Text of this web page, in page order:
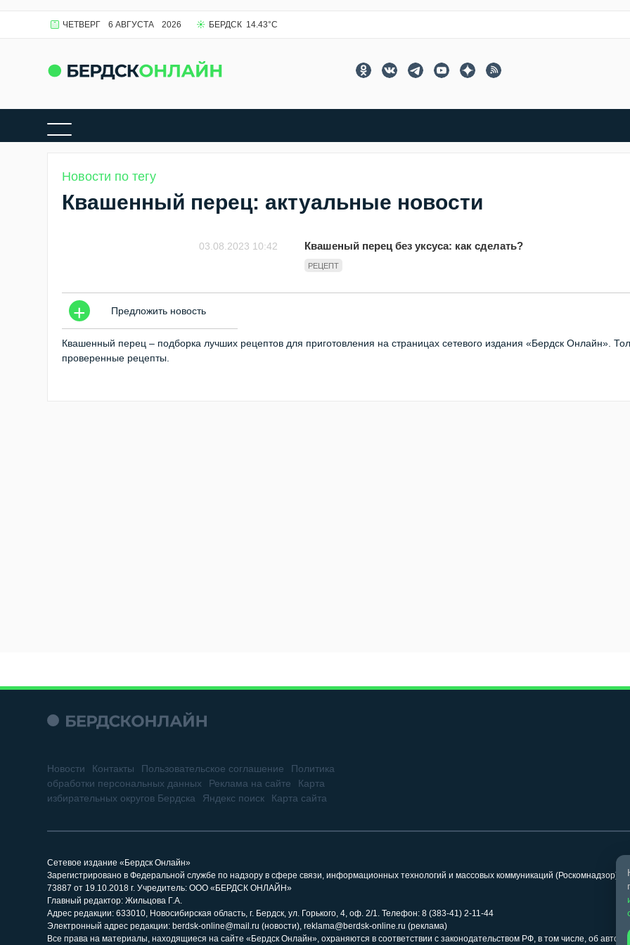
ЧЕТВЕРГ 6 АВГУСТА 2026 БЕРДСК 14.43°C
Новости по тегу
Квашенный перец: актуальные новости
03.08.2023 10:42 Квашеный перец без уксуса: как сделать?
РЕЦЕПТ
+ Предложить новость
Квашенный перец – подборка лучших рецептов для приготовления на страницах сетевого издания «Бердск Онлайн».
проверенные рецепты.
Новости Контакты Пользовательское соглашение
Политика
обработки персональных данных
Реклама на сайте
Карта
избирательных округов Бердска
Яндекс поиск Карта сайта
Сетевое издание «Бердск Онлайн»
Зарегистрировано в Федеральной службе по надзору в сфере связи, информационных технологий и массовых коммуникаций
73887 от 19.10.2018 г. Учредитель: ООО «БЕРДСК ОНЛАЙН»
Главный редактор: Жильцова Г.А.
Адрес редакции: 633010, Новосибирская область, г. Бердск, ул. Горького, 4, оф. 2/1. Телефон: 8 (383-41) 2-11-44
Электронный адрес редакции: berdsk-online@mail.ru (новости), reklama@berdsk-online.ru (реклама)
Все права на материалы, находящиеся на сайте «Бердск Онлайн», охраняются в соответствии с законодательством РФ, в том числе, об